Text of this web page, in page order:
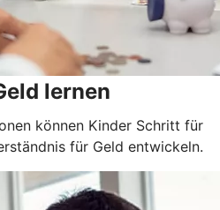
lernen
können Kinder Schritt für
für Geld entwickeln.